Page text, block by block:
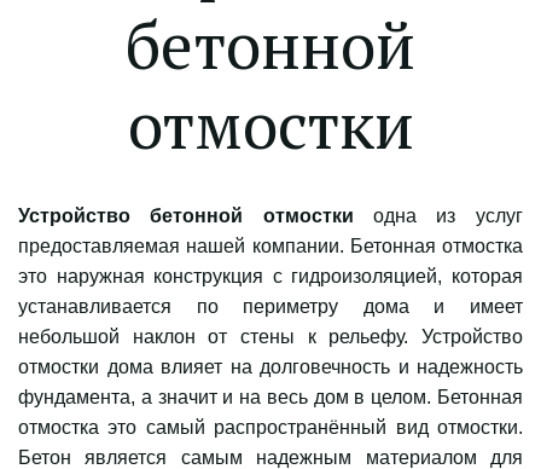
бетонной
отмостки­
Устройство бетонной отмосткиодна из услуг
предоставляемая нашей компании. Бетонная отмостка
это наружная конструкция с гидроизоляцией, которая
устанавливается по периметру дома и имеет
небольшой наклон от стены к рельефу. Устройство
отмостки дома влияет на долговечность и надежность
фундамента, а значит и на весь дом в целом. Бетонная
отмостка это самый распространённый вид отмостки.
Бетон является самым надежным материалом для